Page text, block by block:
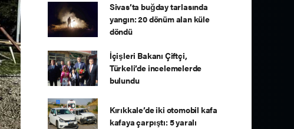
Sivas’ta buğday tarlasında
yangın: 20 dönüm alan küle
döndü
İçişleri Bakanı Çiftçi,
Türkeli’de incelemelerde
bulundu
Kırıkkale’de iki otomobil kafa
kafaya çarpıştı: 5 yaralı